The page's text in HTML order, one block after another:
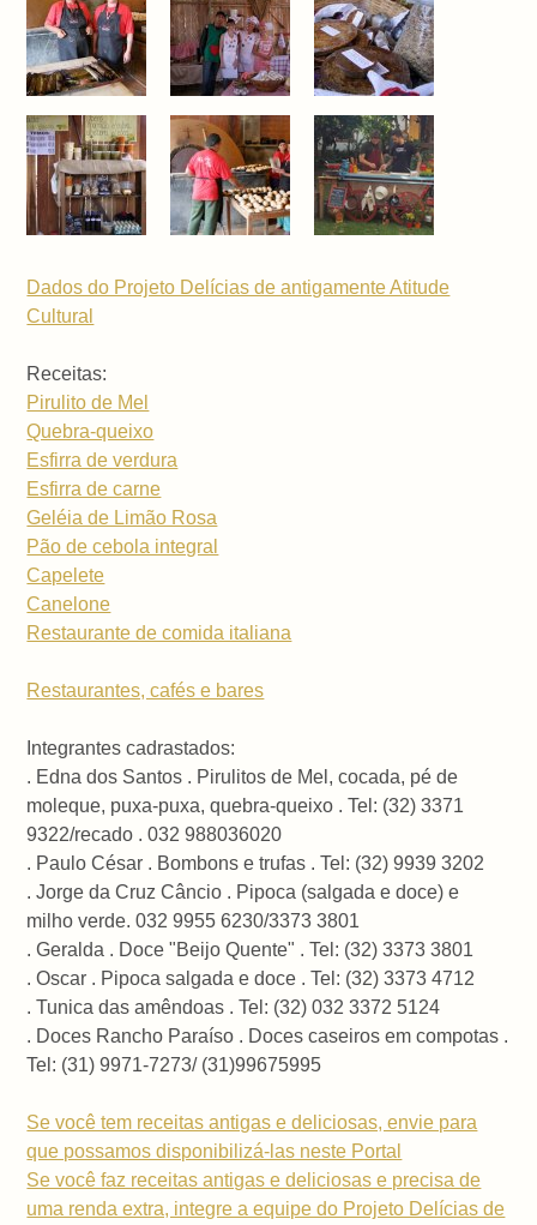
Dados do Projeto Delícias de antigamente Atitude
Cultural
Receitas:
Pirulito de Mel
Quebra-queixo
Esfirra de verdura
Esfirra de carne
Geléia de Limão Rosa
Pão de cebola integral
Capelete
Canelone
Restaurante de comida italiana
Restaurantes, cafés e bares
Integrantes cadrastados:
. Edna dos Santos . Pirulitos de Mel, cocada, pé de
moleque, puxa-puxa, quebra-queixo . Tel: (32) 3371
9322/recado . 032 988036020
. Paulo César . Bombons e trufas . Tel: (32) 9939 3202
. Jorge da Cruz Câncio . Pipoca (salgada e doce) e
milho verde. 032 9955 6230/3373 3801
. Geralda . Doce "Beijo Quente" . Tel: (32) 3373 3801
. Oscar . Pipoca salgada e doce . Tel: (32) 3373 4712
. Tunica das amêndoas . Tel: (32) 032 3372 5124
. Doces Rancho Paraíso . Doces caseiros em compotas .
Tel: (31) 9971-7273/ (31)99675995
Se você tem receitas antigas e deliciosas, envie para
que possamos disponibilizá-las neste Portal
Se você faz receitas antigas e deliciosas e precisa de
uma renda extra, integre a equipe do Projeto Delícias de